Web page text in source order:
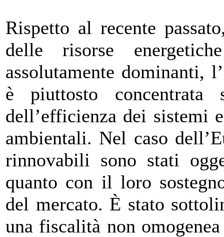
Rispetto al recente
delle risorse
assolutamente dominanti,
è piuttosto concentrata
dell’efficienza dei sistemi
ambientali. Nel caso
rinnovabili sono stati
quanto con il loro
del mercato. È stato
una fiscalità non